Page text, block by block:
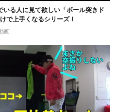
る人に見て欲しい「ボール突きド
で上手くなるシリーズ！
画